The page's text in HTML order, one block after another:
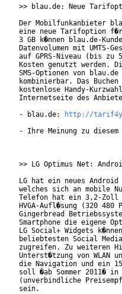
>> blau.de: Neue
Der Mobilfunkanbieter
eine neue Tarifoption
3 GB k�nnen blau.de-
Datenvolumen mit UMTS-
auf GPRS-Niveau (bis
Kosten genutzt werden.
SMS-Optionen von
kombinierbar. Das
kostenlose Handy-
Internetseite des
- blau.de:
http://
- Ihre Meinung zu diesem
>> LG Optimus Net:
LG hat ein neues Android
welches sich an mobile
Telefon hat ein 3,2-Zoll
HVGA-Aufl�sung (320
Gingerbread
Smartphone die eigene
LG Social+ Widgets
beliebtesten Social
zugreifen. Zu weiteren
Unterst�tzung von WLAN
die Navigation und ein
soll �ab Sommer 2011�
(unverbindliche
sein.